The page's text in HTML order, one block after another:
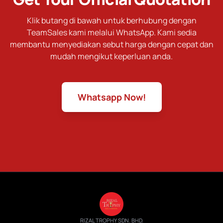
Klik butang di bawah untuk berhubung dengan
TeamSales kami melalui WhatsApp. Kami sedia
membantu menyediakan sebut harga dengan cepat dan
mudah mengikut keperluan anda.
Whatsapp Now!
RIZAL TROPHY SDN. BHD.